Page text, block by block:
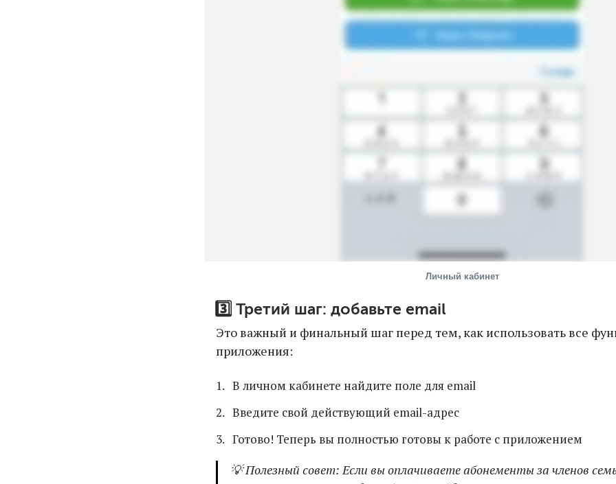
Личный кабинет
3️⃣ Третий шаг: добавьте email
Это важный и финальный шаг перед тем, как использовать все
приложения:
В личном кабинете найдите поле для email
Введите свой действующий email-адрес
Готово! Теперь вы полностью готовы к работе с приложением
💡 Полезный совет: Если вы оплачиваете абонементы за членов